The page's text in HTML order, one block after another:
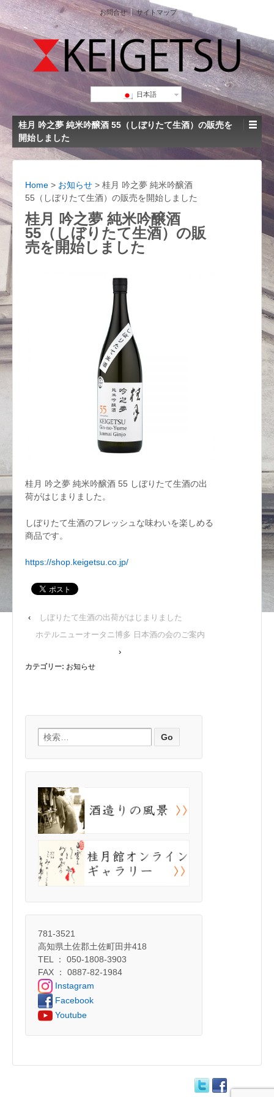
お問合せ サイトマップ
日本語
桂月 吟之夢 純米吟醸酒 55（しぼりたて生酒）の販売を
開始しました
Home > お知らせ > 桂月 吟之夢 純米吟醸酒
55（しぼりたて生酒）の販売を開始しました
桂月 吟之夢 純米吟醸酒
55（しぼりたて生酒）の販
売を開始しました
桂月 吟之夢 純米吟醸酒 55 しぼりたて生酒の出
荷がはじまりました。
しぼりたて生酒のフレッシュな味わいを楽しめる
商品です。
https://shop.keigetsu.co.jp/
‹
しぼりたて生酒の出荷がはじまりました
ホテルニューオータニ博多 日本酒の会のご案内
›
カテゴリー: お知らせ
検索:
781-3521
高知県土佐郡土佐町田井418
TEL ： 050-1808-3903
FAX ： 0887-82-1984
Instagram
Facebook
Youtube